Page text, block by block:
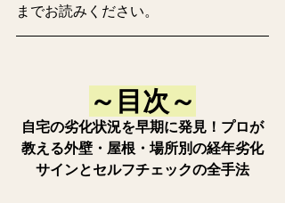
までお読みください。
～目次～
自宅の劣化状況を早期に発見！プロが
教える外壁・屋根・場所別の経年劣化
サインとセルフチェックの全手法